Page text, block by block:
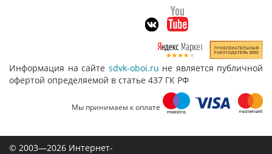
Информация на сайте sdvk-oboi.ru не является публичной
офертой определяемой в статье 437 ГК РФ
Мы принимаем к оплате
© 2003—2026 Интернет-